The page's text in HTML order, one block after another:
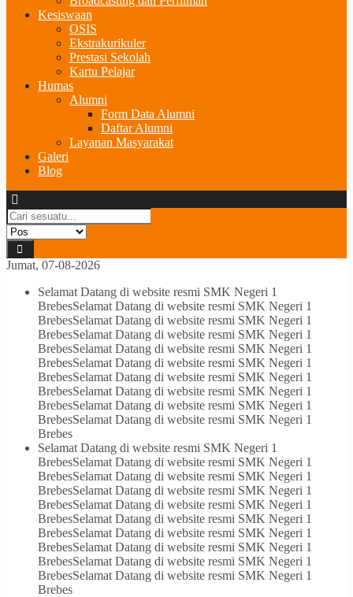
Kesiswaan
OSIS
Ekstrakurikuler
Prestasi Sekolah
Kartu Pelajar
Humas
Alumni
Form Data Alumni
Daftar Alumni
Layanan Masyarakat
Galeri
Blog
Jumat, 07-08-2026
Selamat Datang di website resmi SMK Negeri 1
BrebesSelamat Datang di website resmi SMK Negeri 1
BrebesSelamat Datang di website resmi SMK Negeri 1
BrebesSelamat Datang di website resmi SMK Negeri 1
BrebesSelamat Datang di website resmi SMK Negeri 1
BrebesSelamat Datang di website resmi SMK Negeri 1
BrebesSelamat Datang di website resmi SMK Negeri 1
BrebesSelamat Datang di website resmi SMK Negeri 1
BrebesSelamat Datang di website resmi SMK Negeri 1
BrebesSelamat Datang di website resmi SMK Negeri 1
Brebes
Selamat Datang di website resmi SMK Negeri 1
BrebesSelamat Datang di website resmi SMK Negeri 1
BrebesSelamat Datang di website resmi SMK Negeri 1
BrebesSelamat Datang di website resmi SMK Negeri 1
BrebesSelamat Datang di website resmi SMK Negeri 1
BrebesSelamat Datang di website resmi SMK Negeri 1
BrebesSelamat Datang di website resmi SMK Negeri 1
BrebesSelamat Datang di website resmi SMK Negeri 1
BrebesSelamat Datang di website resmi SMK Negeri 1
BrebesSelamat Datang di website resmi SMK Negeri 1
Brebes